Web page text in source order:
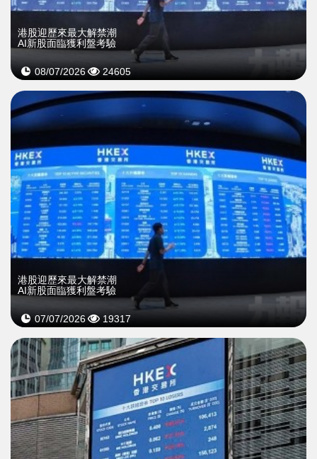
港股迎歷來最大解禁潮
AI新股面臨獲利盤考驗
08/07/2026 24605
港股迎歷來最大解禁潮
AI新股面臨獲利盤考驗
07/07/2026 19317